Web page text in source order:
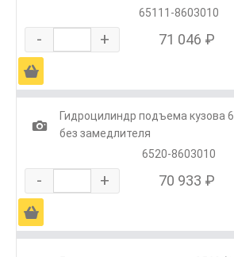
65111-8603010
- + 71 046 ₽
Ä
1
Гидроцилиндр подъема кузова
без замедлителя
6520-8603010
- + 70 933 ₽
Ä